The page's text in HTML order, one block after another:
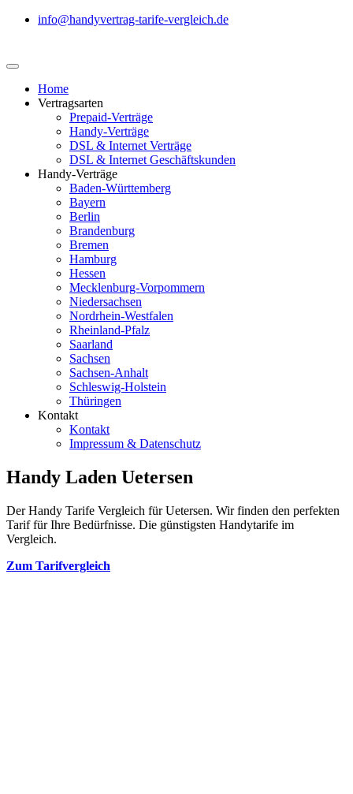
info@handyvertrag-tarife-vergleich.de
Home
Vertragsarten
Prepaid-Verträge
Handy-Verträge
DSL & Internet Verträge
DSL & Internet Geschäftskunden
Handy-Verträge
Baden-Württemberg
Bayern
Berlin
Brandenburg
Bremen
Hamburg
Hessen
Mecklenburg-Vorpommern
Niedersachsen
Nordrhein-Westfalen
Rheinland-Pfalz
Saarland
Sachsen
Sachsen-Anhalt
Schleswig-Holstein
Thüringen
Kontakt
Kontakt
Impressum & Datenschutz
Handy Laden Uetersen
Der Handy Tarife Vergleich für Uetersen. Wir finden den perfekten
Tarif für Ihre Bedürfnisse. Die günstigsten Handytarife im
Vergleich.
Zum Tarifvergleich